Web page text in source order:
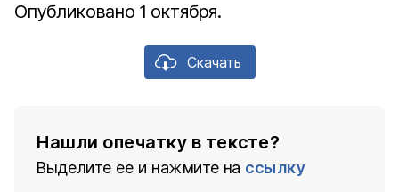
Опубликовано 1 октября.
Скачать
Нашли опечатку в тексте?
Выделите ее и нажмите на ссылку